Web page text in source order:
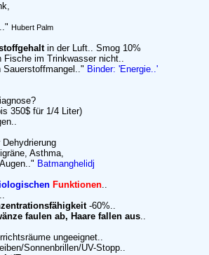
Hubert Palm
in der Luft.. Smog 10%
Fische im Trinkwasser nicht..
Sauerstoffmangel.." Binder: 'Energie..'
350$ für 1/4 Liter)
Dehydrierung
Asthma,
Batmanghelidj
Funktionen..
-60%..
faulen ab, Haare fallen aus..
ungeeignet..
Sonnenbrillen/UV-Stopp..